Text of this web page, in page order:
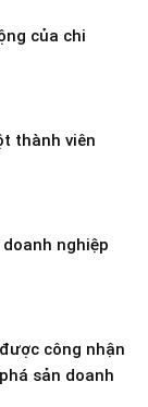
của chi
thành viên
nghiệp
công nhận
sản doanh